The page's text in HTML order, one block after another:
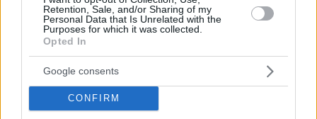
Retention, Sale, and/or Sharing of my
Personal Data that Is Unrelated with the
Purposes for which it was collected.
Opted In
Google consents
CONFIRM
Ένοπλοι αυτονομιστές απειλούν τουρίστες και
αγοραστές κατοικιών στην Κορσική: «Μείνετε στα
σπίτια σας», δείτε βίντεο
Μόργκαν Φρίμαν: Αν σε πληρώσουν καλά για μία
παραγωγή, τότε παραβλέπεις κάποιες από τις αδυναμίες
του σεναρίου
πριν 17 λεπτά